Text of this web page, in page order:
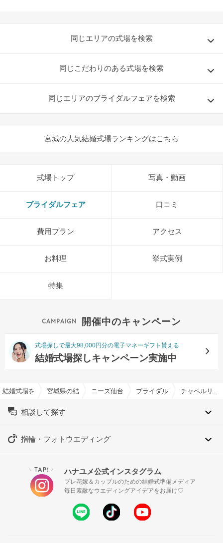
同じエリアの式場を検索
同じこだわりのある式場を検索
同じエリアのブライダルフェアを検索
宮城の人気結婚式場ランキングはこちら
式場トップ 写真・動画
ブライダルフェア 口コミ
費用プラン アクセス
お料理 挙式実例
特集
開催中のキャンペーン
式場探しで最大98,000円分の電子マネーギフト貰える
結婚式場探しキャンペーン実施中
結婚式場を探すならハナユメ
宮城県の結婚式場一覧ニーズ仙台 by T&G WEDDING(旧 アーカン
ブライダルフェア一覧 チャペルリニューアル10大特典*駅チカ＆貸切邸宅×仙台牛試食
相談して探す
指輪・フォトウエディング
＼ TAP! ／ ハナユメ公式インスタグラム
プレ花嫁＆カップルのための結婚式準備メディア
毎日素敵なウエディングアイデアをお届け♡